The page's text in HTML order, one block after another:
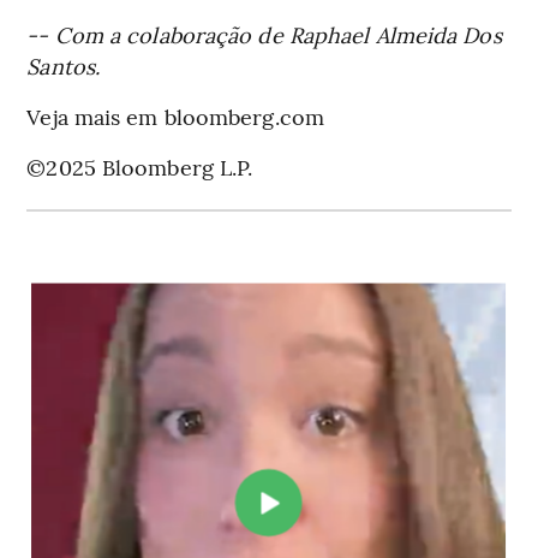
-- Com a colaboração de Raphael Almeida Dos
Santos.
Veja mais em bloomberg.com
©2025 Bloomberg L.P.